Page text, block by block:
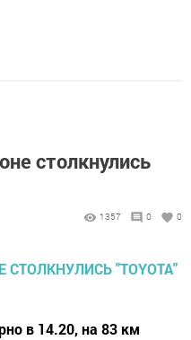
столкнулись
1357 0 0
в 14.20, на 83 км